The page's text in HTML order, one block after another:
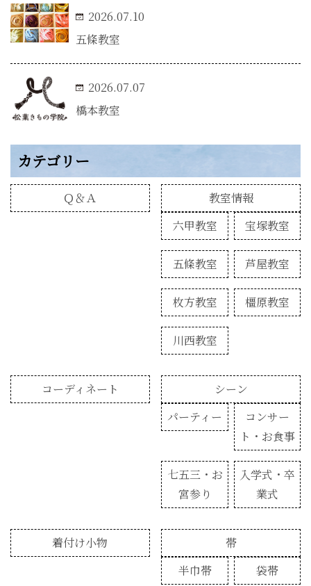
五條教室
2026.07.10
橋本教室
2026.07.07
カテゴリー
Ｑ＆Ａ
教室情報
六甲教室
宝塚教室
五條教室 芦屋教室
枚方教室 橿原教室
川西教室
コーディネート
シーン
パーティー
コンサー
ト・お食事
七五三・お
宮参り
入学式・卒
業式
着付け小物
帯
半巾帯
袋帯